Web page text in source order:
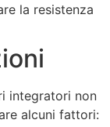
la resistenza
integratori non
alcuni fattori: